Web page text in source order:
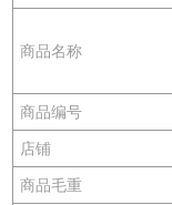
商品名称
商品编号
店铺
商品毛重